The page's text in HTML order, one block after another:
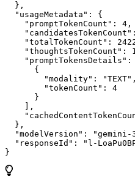
  },
  "usageMetadata": {
    "promptTokenCount": 4,
"totalTokenCount":
"thoughtsTokenCount":
"promptTokensDetails":
      {
        "modality": "TEXT",
        "tokenCount": 4
      }
    ],
  },
"modelVersion": "gemini-
"responseId": "l-
}